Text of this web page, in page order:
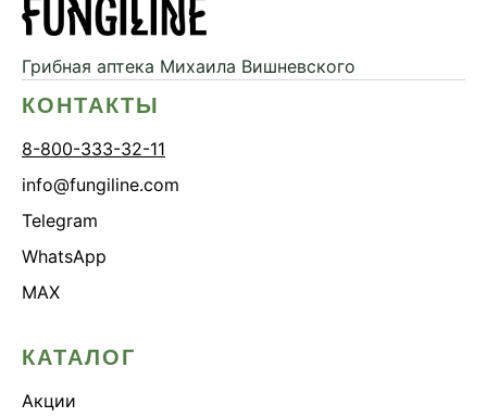
Грибная аптека Михаила Вишневского
КОНТАКТЫ
8-800-333-32-11
info@fungiline.com
Telegram
WhatsApp
MAX
КАТАЛОГ
Акции